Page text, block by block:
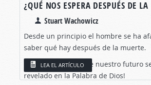
¿QUÉ NOS ESPERA DESPUÉS DE
Stuart Wachowicz
Desde un principio el hombre se ha
saber qué hay después de la muerte.
¡Pero la verdad sobre nuestro futuro
revelado en la Palabra de Dios!
LEA EL ARTÍCULO